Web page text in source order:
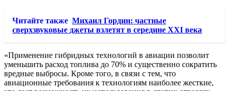
Читайте также Михаил Гордин: частные
сверхзвуковые джеты взлетят в середине XXI века
«Применение гибридных технологий в авиации позволит
уменьшить расход топлива до 70% и существенно сократить
вредные выбросы. Кроме того, в связи с тем, что
авиационные требования к технологиям наиболее жесткие,